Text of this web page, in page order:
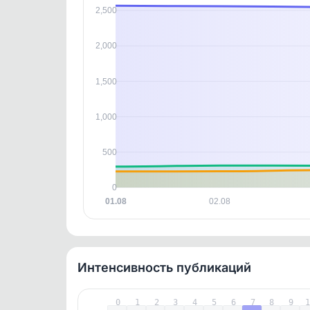
В этом
01.08 02.08
2,500
2,000
1,500
1,000
500
0
Интенсивность публикаций
0 1 2 3 4 5 6 7 8 9